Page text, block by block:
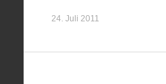
24. Juli 2011